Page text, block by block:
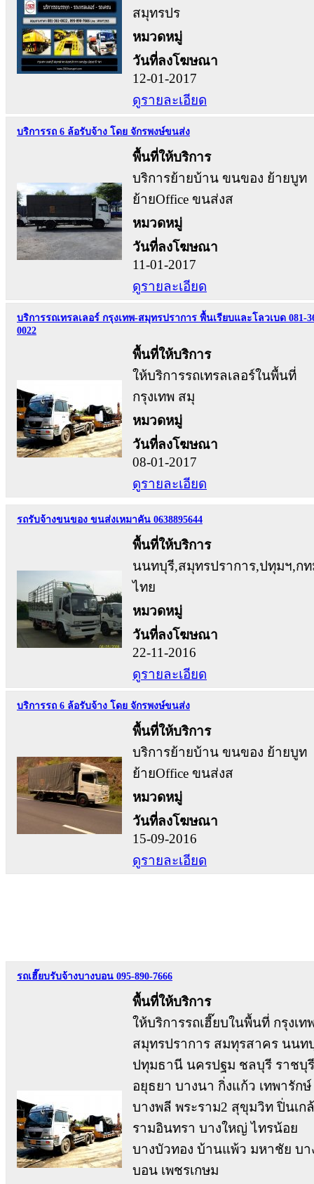
สมุทรปร
หมวดหมู่
วันที่ลงโฆษณา
12-01-2017
ดูรายละเอียด
บริการรถ 6 ล้อรับจ้าง โดย จักรพงษ์ขนส่ง
พื้นที่ให้บริการ
บริการย้ายบ้าน ขนของ ย้ายบูท
ย้ายOffice ขนส่งส
หมวดหมู่
วันที่ลงโฆษณา
11-01-2017
ดูรายละเอียด
บริการรถเทรลเลอร์ กรุงเทพ-สมุทรปราการ พื้นเรียบและโลวเบด 081-
0022
พื้นที่ให้บริการ
ให้บริการรถเทรลเลอร์ในพื้นที่
กรุงเทพ สมุ
หมวดหมู่
วันที่ลงโฆษณา
08-01-2017
ดูรายละเอียด
รถรับจ้างขนของ ขนส่งเหมาคัน 0638895644
พื้นที่ให้บริการ
นนทบุรี,สมุทรปราการ,ปทุมฯ,ก
ไทย
หมวดหมู่
วันที่ลงโฆษณา
22-11-2016
ดูรายละเอียด
บริการรถ 6 ล้อรับจ้าง โดย จักรพงษ์ขนส่ง
พื้นที่ให้บริการ
บริการย้ายบ้าน ขนของ ย้ายบูท
ย้ายOffice ขนส่งส
หมวดหมู่
วันที่ลงโฆษณา
15-09-2016
ดูรายละเอียด
รถเฮี๊ยบรับจ้างบางบอน 095-890-7666
พื้นที่ให้บริการ
ให้บริการรถเฮี๊ยบในพื้นที่ กรุงเท
สมุทรปราการ สมทุรสาคร นนท
ปทุมธานี นครปฐม ชลบุรี ราชบุรี
อยุธยา บางนา กิ่งแก้ว เทพารักษ์
บางพลี พระราม2 สุขุมวิท ปิ่นเก
รามอินทรา บางใหญ่ ไทรน้อย
บางบัวทอง บ้านแพ้ว มหาชัย บา
บอน เพชรเกษม